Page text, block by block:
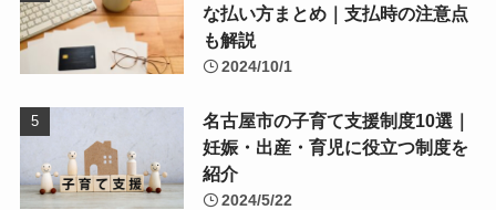
な払い方まとめ｜支払時の注意点
も解説
2024/10/1
名古屋市の子育て支援制度10選｜
妊娠・出産・育児に役立つ制度を
紹介
2024/5/22